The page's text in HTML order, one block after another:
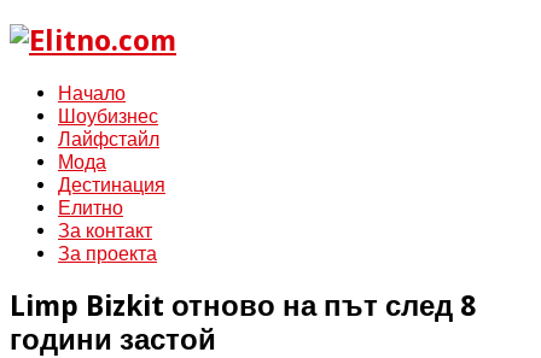
Начало
Шоубизнес
Лайфстайл
Мода
Дестинация
Елитно
За контакт
За проекта
Limp Bizkit отново на път след 8
години застой